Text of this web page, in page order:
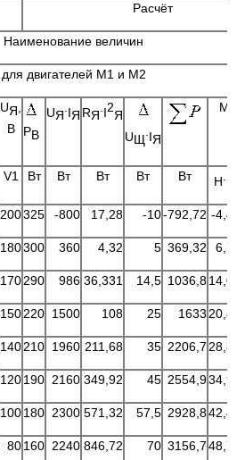
Расчёт
Наименование величин
для двигателей М1 и М2
UЯ
В
РВ
UЯ IЯ RЯ I2
Я
UЩ IЯ
М
V1 Вт Вт Вт Вт Вт Н
200325 -800 17,28 -10-792,72 -4,47
180300 360 4,32 5 369,32 6,73
170290 986 36,331 14,5 1036,814,09
150220 1500 108 25 1633 20,83
140210 1960 211,68 35 2206,7 28,86
120190 2160 349,92 45 2554,934,97
100180 2300 571,32 57,5 2928,842,43
80160 2240 846,72 70 3156,748,75